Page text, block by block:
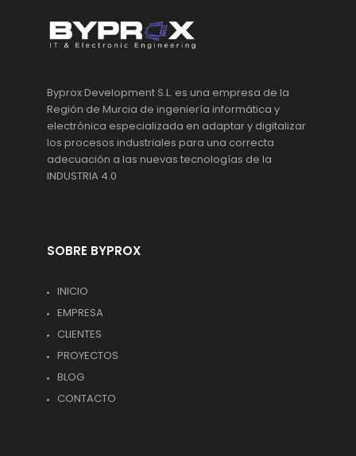
Byprox Development S.L. es una empresa de la
Región de Murcia de ingeniería informática y
electrónica especializada en adaptar y digitalizar
los procesos industriales para una correcta
adecuación a las nuevas tecnologías de la
INDUSTRIA 4.0
SOBRE BYPROX
INICIO
EMPRESA
CLIENTES
PROYECTOS
BLOG
CONTACTO